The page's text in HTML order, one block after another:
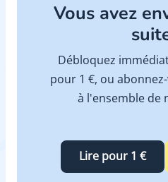
Vous avez
Débloquez
pour 1 €, ou
à l'ensemble de
Lire pour 1 €